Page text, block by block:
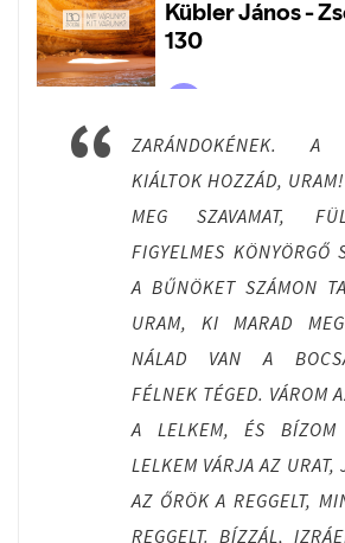
ZARÁNDOKÉNEK. A
KIÁLTOK HOZZÁD,
MEG SZAVAMAT,
FIGYELMES KÖNYÖRGŐ
A BŰNÖKET SZÁMON
URAM, KI MARAD
NÁLAD VAN A
FÉLNEK TÉGED. VÁROM
A LELKEM, ÉS BÍZOM
LELKEM VÁRJA AZ
AZ ŐRÖK A REGGELT,
REGGELT. BÍZZÁL,